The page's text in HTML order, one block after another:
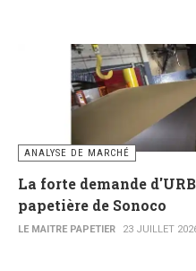
ANALYSE DE MARCHÉ
La forte demande
papetière de Sonoco
LE MAITRE PAPETIER 23 JUILLET